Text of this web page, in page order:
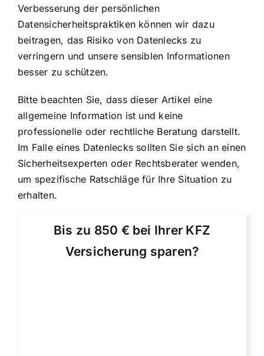
Verbesserung der persönlichen
Datensicherheitspraktiken können wir dazu
beitragen, das Risiko von Datenlecks zu
verringern und unsere sensiblen Informationen
besser zu schützen.
Bitte beachten Sie, dass dieser Artikel eine
allgemeine Information ist und keine
professionelle oder rechtliche Beratung darstellt.
Im Falle eines Datenlecks sollten Sie sich an einen
Sicherheitsexperten oder Rechtsberater wenden,
um spezifische Ratschläge für Ihre Situation zu
erhalten.
Bis zu 850 € bei Ihrer KFZ
Versicherung sparen?